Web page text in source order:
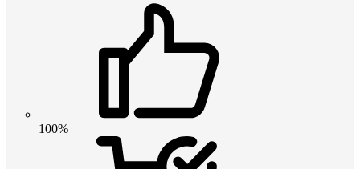
100%